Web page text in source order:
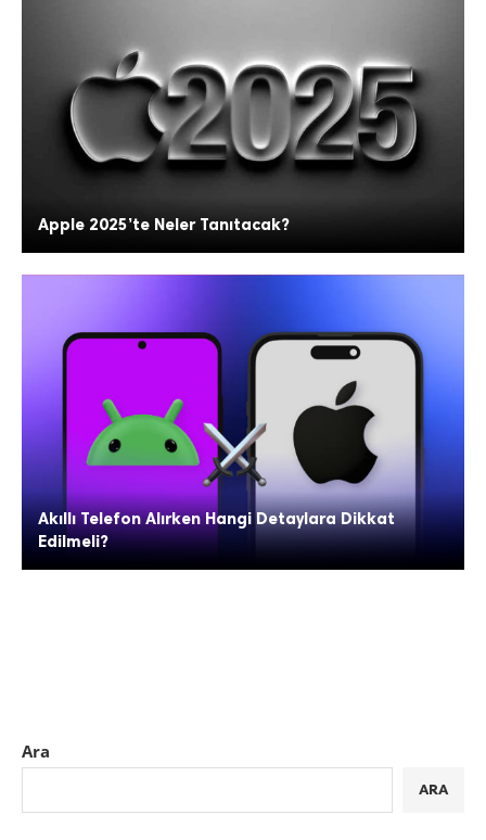
Apple 2025’te Neler Tanıtacak?
Akıllı Telefon Alırken Hangi Detaylara Dikkat
Edilmeli?
Ara
ARA